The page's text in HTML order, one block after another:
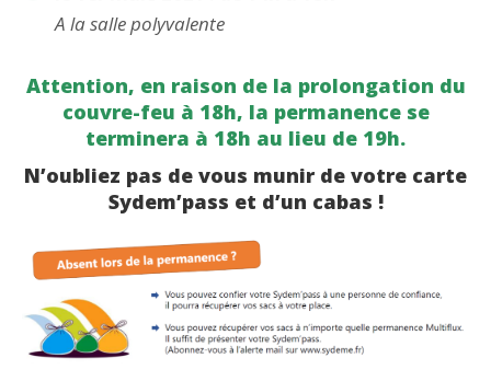
A la salle polyvalente
Attention, en raison de la prolongation du
couvre-feu à 18h, la permanence se
terminera à 18h au lieu de 19h.
N’oubliez pas de vous munir de votre carte
Sydem’pass et d’un cabas !